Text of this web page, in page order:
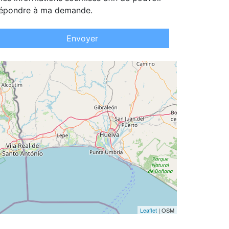
à ma demande.
Envoyer
Leaflet | OSM